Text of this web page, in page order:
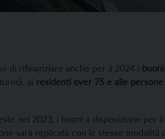
di rifinanziare anche per il 2024 i
ai residenti over 75 e alle
nel 2023, i buoni a disposizione per
sarà replicata con le stesse modalità